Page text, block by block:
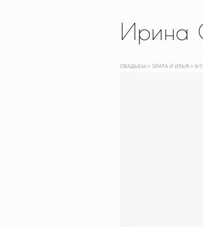
Ирина
СВАДЬБЫ > ЗЛАТА И ИЛЬЯ > 6/